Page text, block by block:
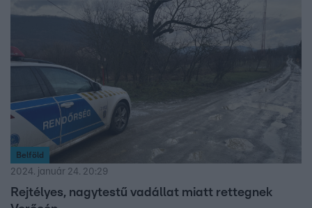
ezekből az esetekből most jópárat összegyűjtöttünk.
Belföld
2024. január 24. 20:29
Rejtélyes, nagytestű vadállat miatt rettegnek